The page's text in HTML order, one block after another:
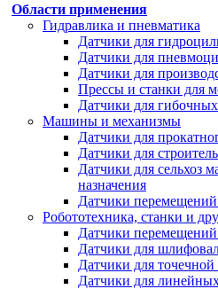
Области применения
Гидравлика и пневматика
Датчики для
Датчики для
Датчики для
Прессы и станки для
Датчики для
Машины и механизмы
Датчики для
Датчики для
Датчики для сельхоз
назначения
Датчики
Робототехника, станки и
Датчики
Датчики для
Датчики для точечной
Датчики для